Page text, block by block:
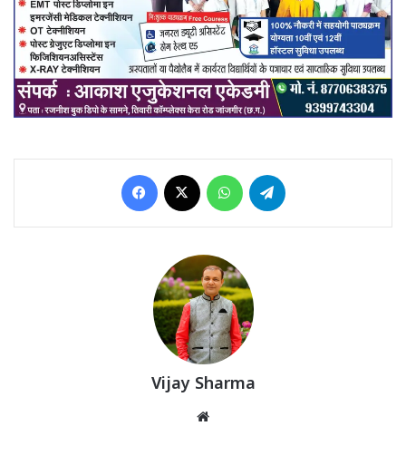
Facebook WhatsApp
Vijay Sharma